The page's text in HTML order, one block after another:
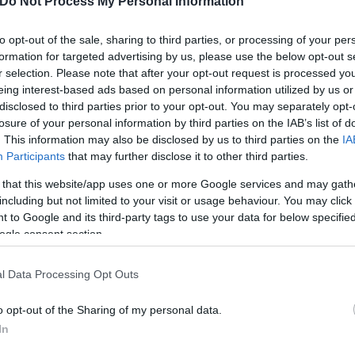
opt-out of the sale, sharing to third parties, or processing of your
for targeted advertising by us, please use the below opt-out
selection. Please note that after your opt-out request is processed
interest-based ads based on personal information utilized by us
to third parties prior to your opt-out. You may separately
of your personal information by third parties on the IAB’s list of
This information may also be disclosed by us to third parties on the
Participants that may further disclose it to other third parties.
that this website/app uses one or more Google services and may
but not limited to your visit or usage behaviour. You may
to Google and its third-party tags to use your data for below
consent section.
Data Processing Opt Outs
opt-out of the Sharing of my personal data.
με λεωφορεία, με όλες τις ενδιάμεσες
υποδομής (ΟΣΕ).
Flash.grστην αναζήτηση τηςGoogle